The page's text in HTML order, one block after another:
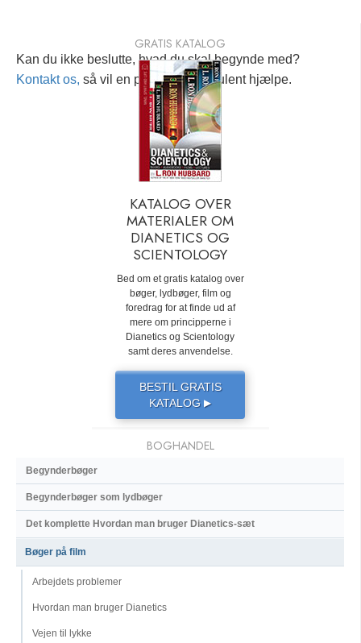
Kan du ikke beslutte, hvad du skal begynde med?
Kontakt os, så vil en personlig konsulent hjælpe.
GRATIS KATALOG
KATALOG OVER
MATERIALER OM
DIANETICS OG
SCIENTOLOGY
Bed om et gratis katalog over
bøger, lydbøger, film og
foredrag for at finde ud af
mere om principperne i
Dianetics og Scientology
samt deres anvendelse.
BESTIL GRATIS
KATALOG ▶
BOGHANDEL
Begynderbøger
Begynderbøger som lydbøger
Det komplette Hvordan man bruger Dianetics-sæt
Bøger på film
Arbejdets problemer
Hvordan man bruger Dianetics
Vejen til lykke